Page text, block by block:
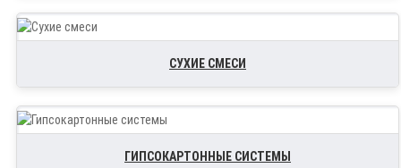
СУХИЕ СМЕСИ
ГИПСОКАРТОННЫЕ СИСТЕМЫ